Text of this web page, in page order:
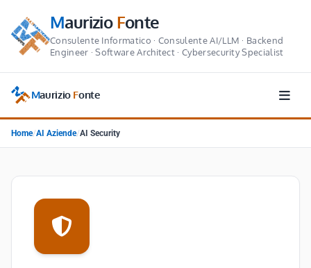
MaurizioFonte
Consulente Informatico · Consulente AI/LLM · Backend
Engineer · Software Architect · Cybersecurity Specialist
Maurizio Fonte
Home/AI Aziende/AI Security